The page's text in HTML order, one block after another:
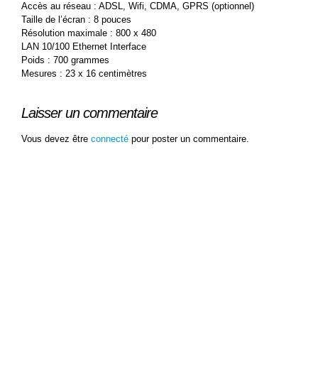
Accès au réseau : ADSL, Wifi, CDMA, GPRS (optionnel)
Taille de l’écran : 8 pouces
Résolution maximale : 800 x 480
LAN 10/100 Ethernet Interface
Poids : 700 grammes
Mesures : 23 x 16 centimètres
Laisser un commentaire
Vous devez être connecté pour poster un commentaire.